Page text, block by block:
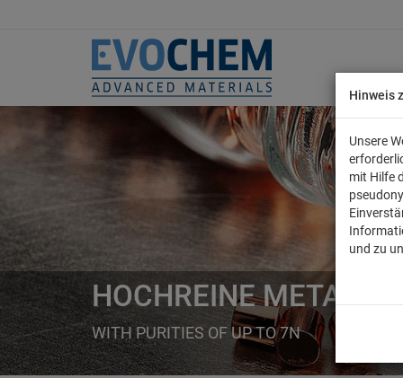
HOCHREINE METALLE
WITH PURITIES OF UP TO 7N
Hinweis
Unsere
mit Hilfe
und zu